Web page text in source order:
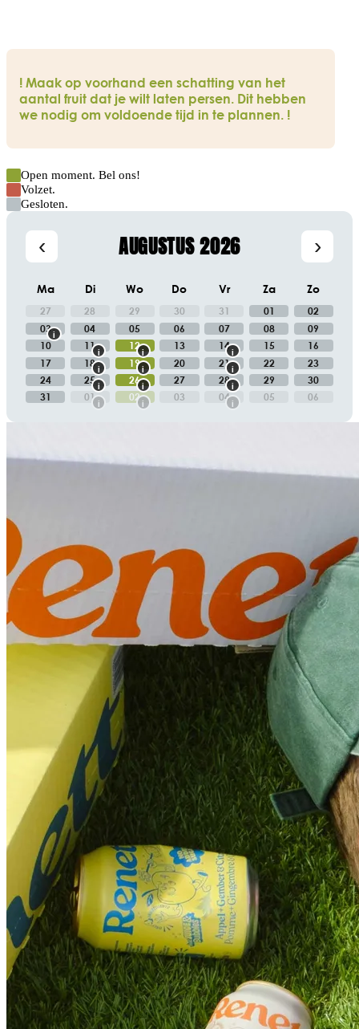
! Maak op voorhand een schatting van het
aantal fruit dat je wilt laten persen. Dit hebben
we nodig om voldoende tijd in te plannen. !
Open moment. Bel ons!
Volzet.
Gesloten.
‹ AUGUSTUS 2026 ›
Ma Di Wo Do Vr Za Zo
27 28 29 30 31 01
02
03
04 05 06 07 08
09
10
11 12 13 14 15
16
17
18 19 20 21 22
23
24
25 26 27 28 29
30
31
01 02 03 04 05 06